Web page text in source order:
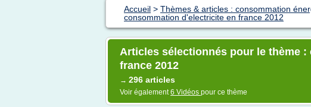
Accueil > Thèmes & articles : consommation
consommation d'electricite en france 2012
Articles sélectionnés pour le thème
france 2012
→ 296 articles
Voir également6 Vidéos pour ce thème